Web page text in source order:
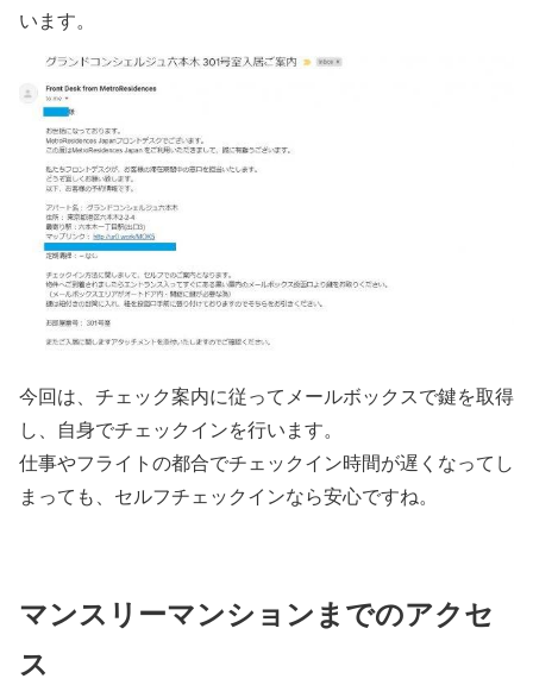
います。
今回は、チェック案内に従ってメールボックスで鍵を取得
し、自身でチェックインを行います。
仕事やフライトの都合でチェックイン時間が遅くなってし
まっても、セルフチェックインなら安心ですね。
マンスリーマンションまでのアクセ
ス